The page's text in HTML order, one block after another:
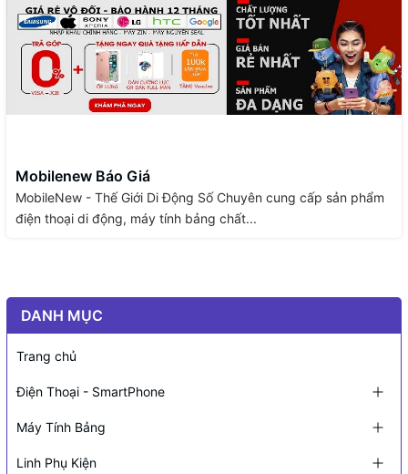
Mobilenew Báo Giá
MobileNew - Thế Giới Di Động Số Chuyên cung cấp sản phẩm
điện thoại di động, máy tính bảng chất...
DANH MỤC
Trang chủ
Điện Thoại - SmartPhone
Máy Tính Bảng
Linh Phụ Kiện